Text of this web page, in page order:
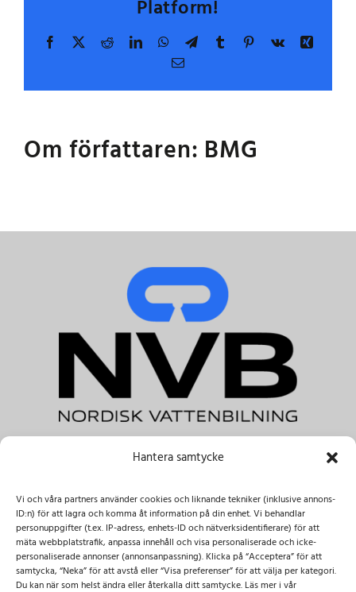
Hantera samtycke
Vi och våra partners använder cookies och liknande tekniker (inklusive annons-
ID:n) för att lagra och komma åt information på din enhet. Vi behandlar
personuppgifter (t.ex. IP-adress, enhets-ID och nätverksidentifierare) för att
mäta webbplatstrafik, anpassa innehåll och visa personaliserade och icke-
personaliserade annonser (annonsanpassning). Klicka på “Acceptera” för att
samtycka, “Neka” för att avstå eller “Visa preferenser” för att välja per kategori.
Du kan när som helst ändra eller återkalla ditt samtycke. Läs mer i vår
Platform!
Facebook
X RedditLinkedInWhatsApp
TelegramTumblrPinterest
Vk
Xing
E-
Om författaren: BMG
NVB Nordisk Vattenbilning AB
E-post:info@nvbab.se
Besöksadress:
Dammliden 3,137 69 Österhaninge
Importgatan 12c, 422 46 Hisings-Backa